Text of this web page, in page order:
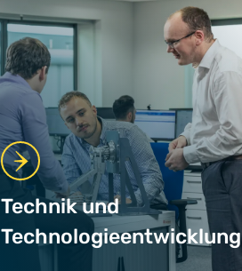
Technik und
Technologieentwicklung